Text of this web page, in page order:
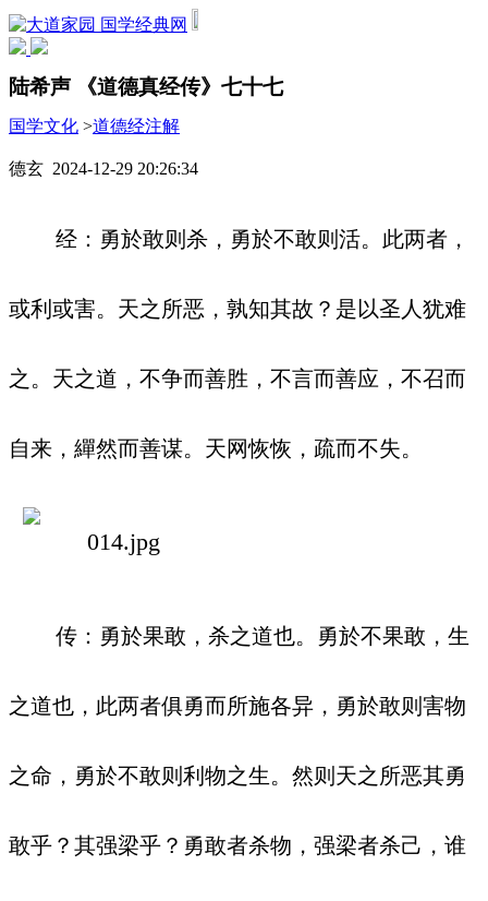
国学经典网
陆希声 《道德真经传》七十七
国学文化 >道德经注解
德玄 2024-12-29 20:26:34
经：勇於敢则杀，勇於不敢则活。此两者，
或利或害。天之所恶，孰知其故？是以圣人犹难
之。天之道，不争而善胜，不言而善应，不召而
自来，繟然而善谋。天网恢恢，疏而不失。
传：勇於果敢，杀之道也。勇於不果敢，生
之道也，此两者俱勇而所施各异，勇於敢则害物
之命，勇於不敢则利物之生。然则天之所恶其勇
敢乎？其强梁乎？勇敢者杀物，强梁者杀己，谁